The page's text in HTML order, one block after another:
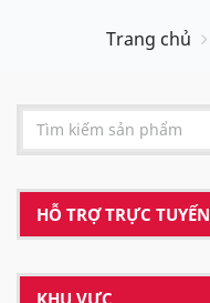
Trang chủ
HỖ TRỢ TRỰC TUYẾN
KHU VỰC